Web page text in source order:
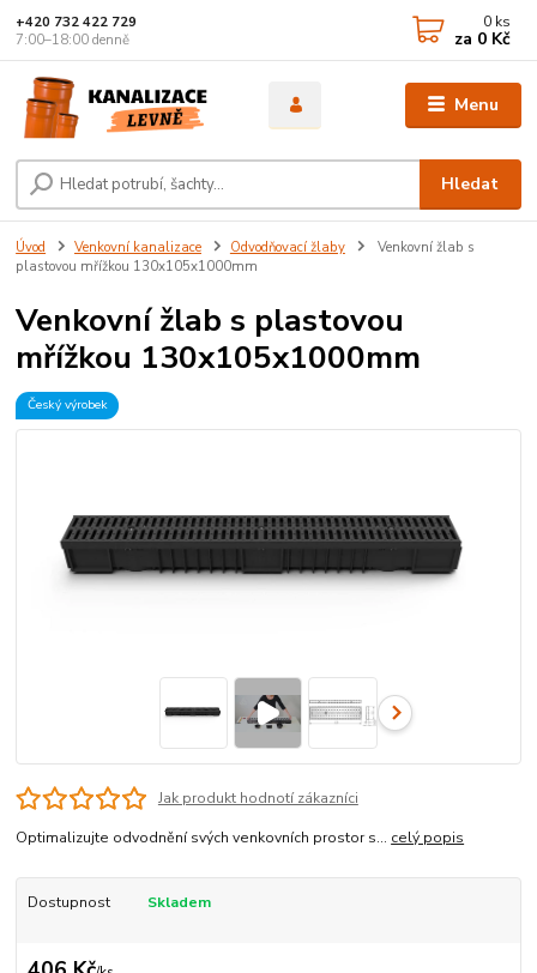
Menu
Hledat
+420 732 422 729
7:00–18:00 denně
0 ks
za 0 Kč
Úvod Venkovní kanalizace Odvodňovací žlaby
Venkovní žlab s
plastovou mřížkou 130x105x1000mm
Venkovní žlab s plastovou
mřížkou 130x105x1000mm
Český výrobek
Jak produkt hodnotí zákazníci
Optimalizujte odvodnění svých venkovních prostor s... celý popis
Dostupnost Skladem